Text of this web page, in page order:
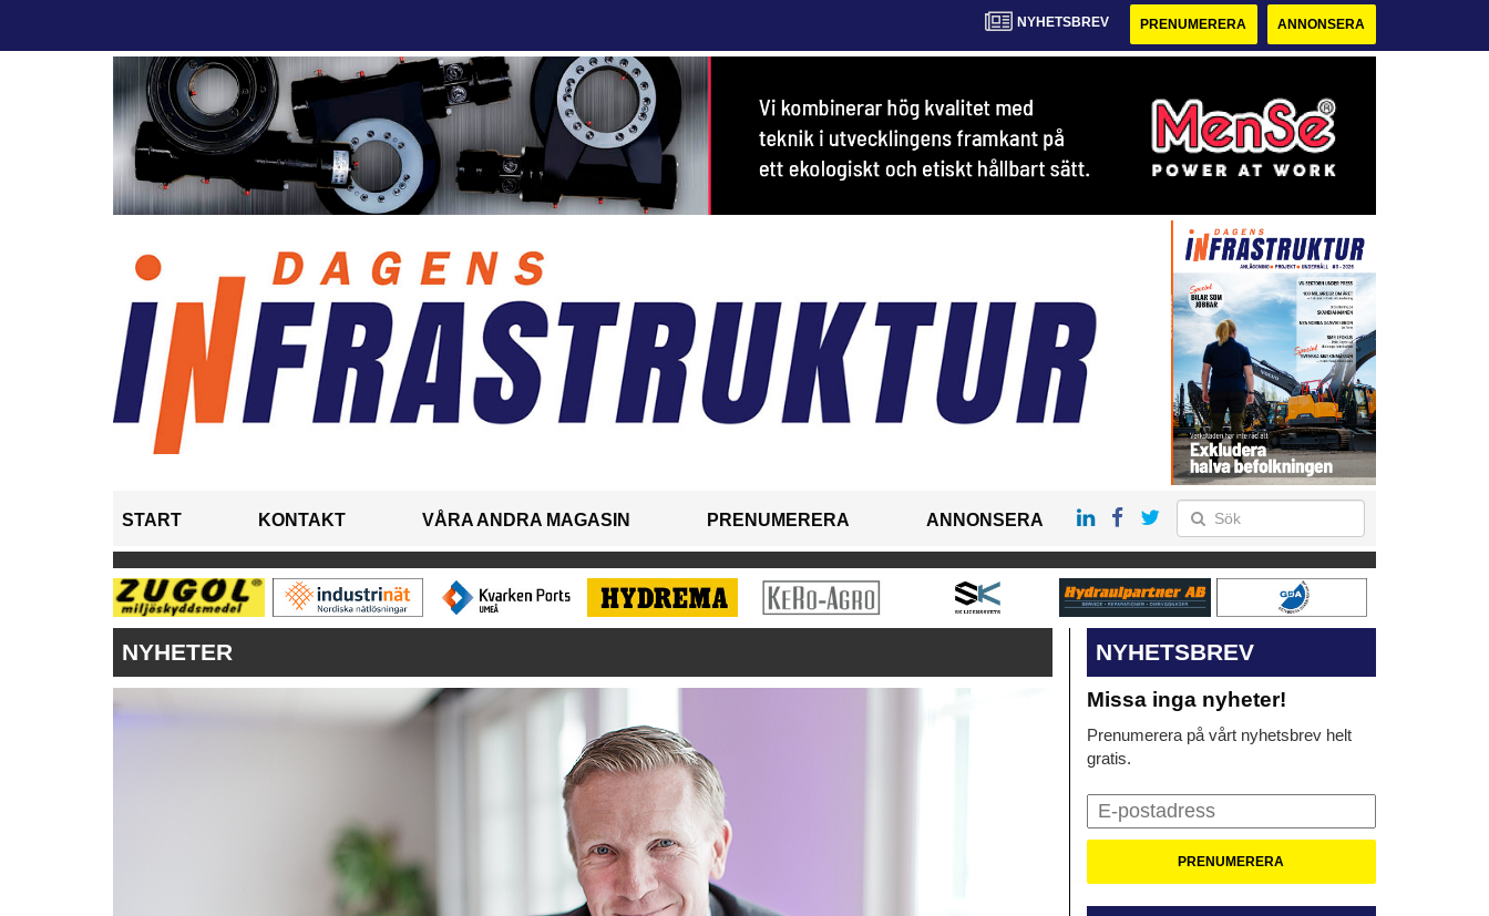
NYHETSBREV PRENUMERERA ANNONSERA
START KONTAKT VÅRA ANDRA MAGASIN PRENUMERERA ANNONSERA
NYHETER NYHETSBREV
Missa inga nyheter!
Prenumerera på vårt nyhetsbrev helt
gratis.